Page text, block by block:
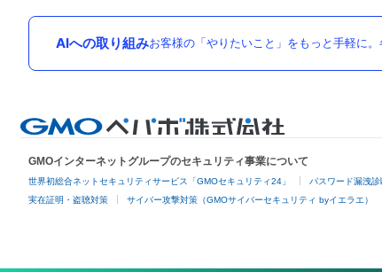
AIへの取り組みお客様の「やりたいこと」をもっと手軽に
GMOインターネットグループのセキュリティ事業について
世界初総合ネットセキュリティサービス「GMOセキュリティ24」 パスワード漏洩診
実在証明・盗聴対策 サイバー攻撃対策（GMOサイバーセキュリティ byイエラエ）